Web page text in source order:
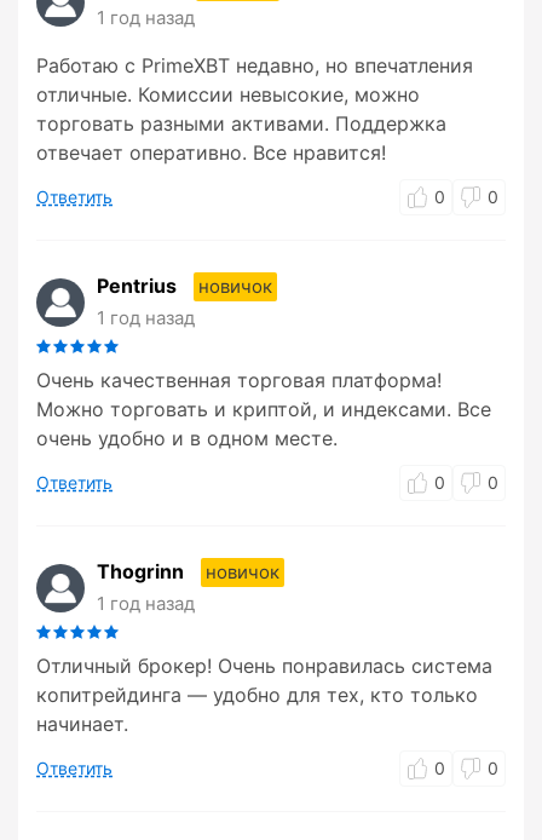
1 год назад
Работаю с PrimeXBT недавно, но впечатления
отличные. Комиссии невысокие, можно
торговать разными активами. Поддержка
отвечает оперативно. Все нравится!
Ответить 0 0
Pentrius
новичок
1 год назад
Очень качественная торговая платформа!
Можно торговать и криптой, и индексами. Все
очень удобно и в одном месте.
Ответить 0 0
Thogrinn
новичок
1 год назад
Отличный брокер! Очень понравилась система
копитрейдинга — удобно для тех, кто только
начинает.
Ответить 0 0